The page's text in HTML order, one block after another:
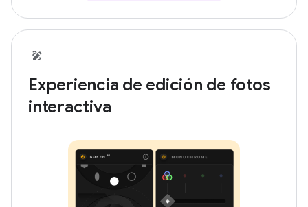
Experiencia de edición de fotos
interactiva